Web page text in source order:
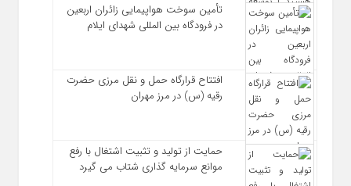
تأمین سوخت هواپیمایی زائران اربعین
در فرودگاه بین المللی شهدای ایلام
افتتاح قرارگاه حمل‌ و نقل مرزی حضرت
رقیه (س) در مرز مهران
حمایت از تولید و تثبیت اشتغال با رفع
موانع سرمایه‌ گذاری شتاب می‌ گیرد